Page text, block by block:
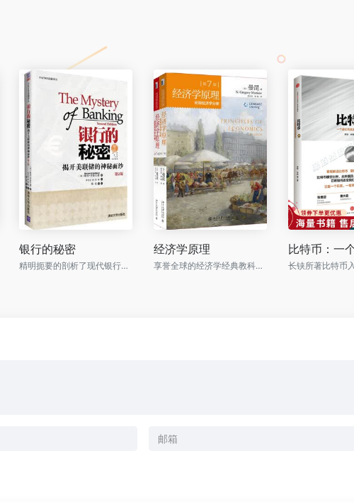
银行的秘密
精明扼要的剖析了现代银行的运作机制，以及现代法币的运行原理！
经济学原理
享誉全球的经济学经典教科书！